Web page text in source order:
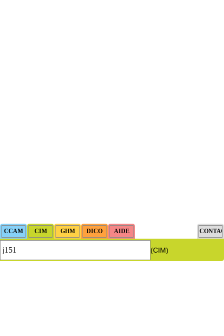
(CIM)